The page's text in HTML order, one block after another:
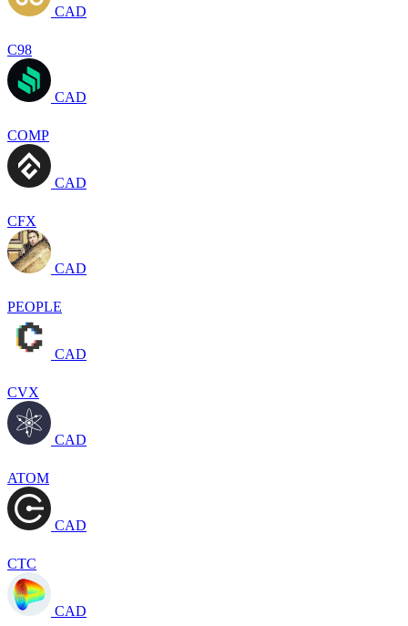
CAD
C98
CAD
COMP
CAD
CFX
CAD
PEOPLE
CAD
CVX
CAD
ATOM
CAD
CTC
CAD